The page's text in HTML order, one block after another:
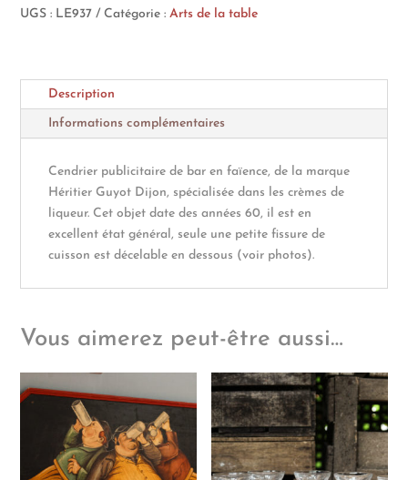
grenouille
UGS : LE937 Catégorie :Arts de la table
Description
Informations complémentaires
Cendrier publicitaire de bar en faïence, de la marque
Héritier Guyot Dijon, spécialisée dans les crèmes de
liqueur. Cet objet date des années 60, il est en
excellent état général, seule une petite fissure de
cuisson est décelable en dessous (voir photos).
Vous aimerez peut-être aussi…